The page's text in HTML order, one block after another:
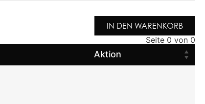
IN DEN WARENKORB
Seite 0 von 0
Aktion